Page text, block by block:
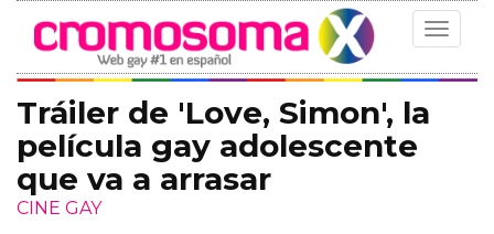
Toggle
Tráiler de 'Love, Simon', la
película gay adolescente
que va a arrasar
CINE GAY